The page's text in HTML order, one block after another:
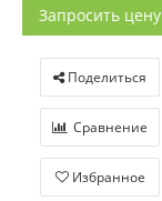
Запросить цену
Поделиться
Сравнение
Избранное